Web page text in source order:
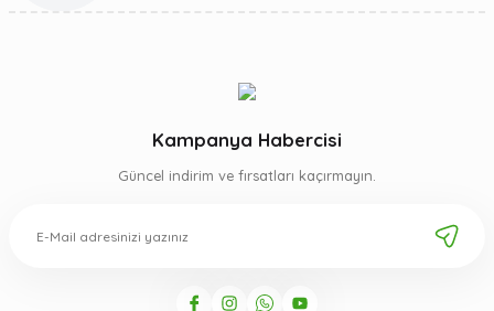
Kampanya Habercisi
Güncel indirim ve fırsatları kaçırmayın.